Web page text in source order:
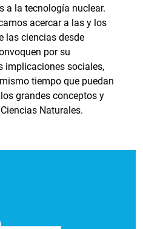
a la tecnología nuclear.
acercar a las y los
las ciencias desde
por su
implicaciones sociales,
tiempo que puedan
grandes conceptos y
Naturales.